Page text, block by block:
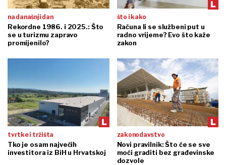
na današnji dan
Rekordne 1986. i 2025.: Što
se u turizmu zapravo
promijenilo?
što i kako
Računa li se službeni put u
radno vrijeme? Evo što kaže
zakon
tvrtke i tržišta
Tko je osam najvećih
investitora iz BiH u Hrvatskoj
zakonodavstvo
Novi pravilnik: Što će se sve
moći graditi bez građevinske
dozvole